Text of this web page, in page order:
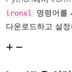
ironxl
명령어를
다운로드하고 설정